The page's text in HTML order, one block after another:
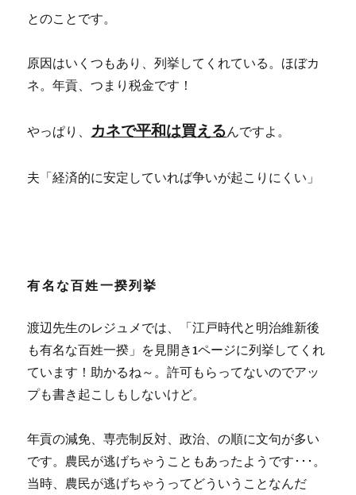
とのことです。
原因はいくつもあり、列挙してくれている。ほぼカ
ネ。年貢、つまり税金です！
やっぱり、 カネで平和は買えるんですよ。
夫「経済的に安定していれば争いが起こりにくい」
有名な百姓一揆列挙
渡辺先生のレジュメでは、「江戸時代と明治維新後
も有名な百姓一揆」を見開き1ページに列挙してくれ
ています！助かるね～。許可もらってないのでアッ
プも書き起こしもしないけど。
年貢の減免、専売制反対、政治、の順に文句が多い
です。農民が逃げちゃうこともあったようです･･･。
当時、農民が逃げちゃうってどういうことなんだ